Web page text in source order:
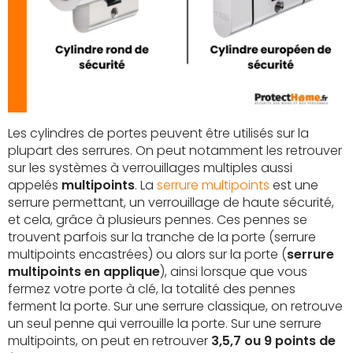
Les cylindres de portes peuvent être utilisés sur la
plupart des serrures. On peut notamment les retrouver
sur les systèmes à verrouillages multiples aussi
appelés multipoints. La serrure multipoints est une
serrure permettant, un verrouillage de haute sécurité,
et cela, grâce à plusieurs pennes. Ces pennes se
trouvent parfois sur la tranche de la porte (serrure
multipoints encastrées) ou alors sur la porte (serrure
multipoints en applique), ainsi lorsque que vous
fermez votre porte à clé, la totalité des pennes
ferment la porte. Sur une serrure classique, on retrouve
un seul penne qui verrouille la porte. Sur une serrure
multipoints, on peut en retrouver 3,5,7 ou 9 points de